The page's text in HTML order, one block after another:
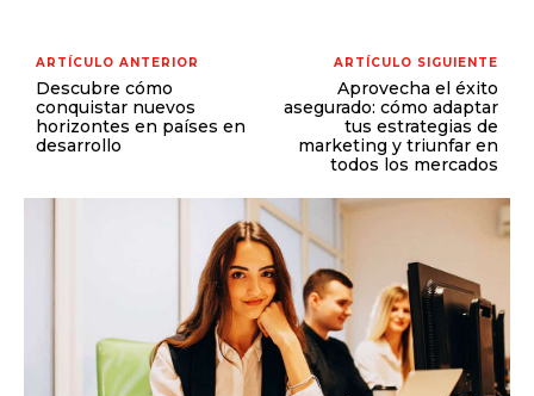
ARTÍCULO ANTERIOR
Descubre cómo
conquistar nuevos
horizontes en países en
desarrollo
ARTÍCULO SIGUIENTE
Aprovecha el éxito
asegurado: cómo adaptar
tus estrategias de
marketing y triunfar en
todos los mercados